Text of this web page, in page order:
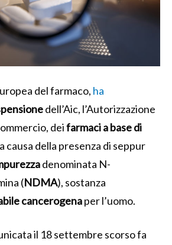
del farmaco, ha
dell’Aic, l’Autorizzazione
deifarmaci a base di
causa della presenza di seppur
denominata N-
(NDMA), sostanza
cancerogenaper l’uomo.
il 18 settembre scorso fa